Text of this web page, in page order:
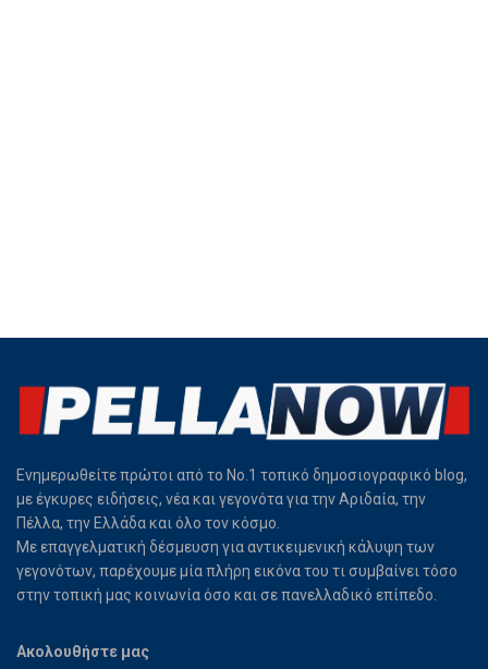
Ενημερωθείτε πρώτοι από το Νο.1 τοπικό δημοσιογραφικό blog,
με έγκυρες ειδήσεις, νέα και γεγονότα για την Αριδαία, την
Πέλλα, την Ελλάδα και όλο τον κόσμο.
Με επαγγελματική δέσμευση για αντικειμενική κάλυψη των
γεγονότων, παρέχουμε μία πλήρη εικόνα του τι συμβαίνει τόσο
στην τοπική μας κοινωνία όσο και σε πανελλαδικό επίπεδο.
Ακολουθήστε μας